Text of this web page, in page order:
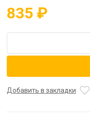
835 ₽
Муфта
HP
Добавить в закладки